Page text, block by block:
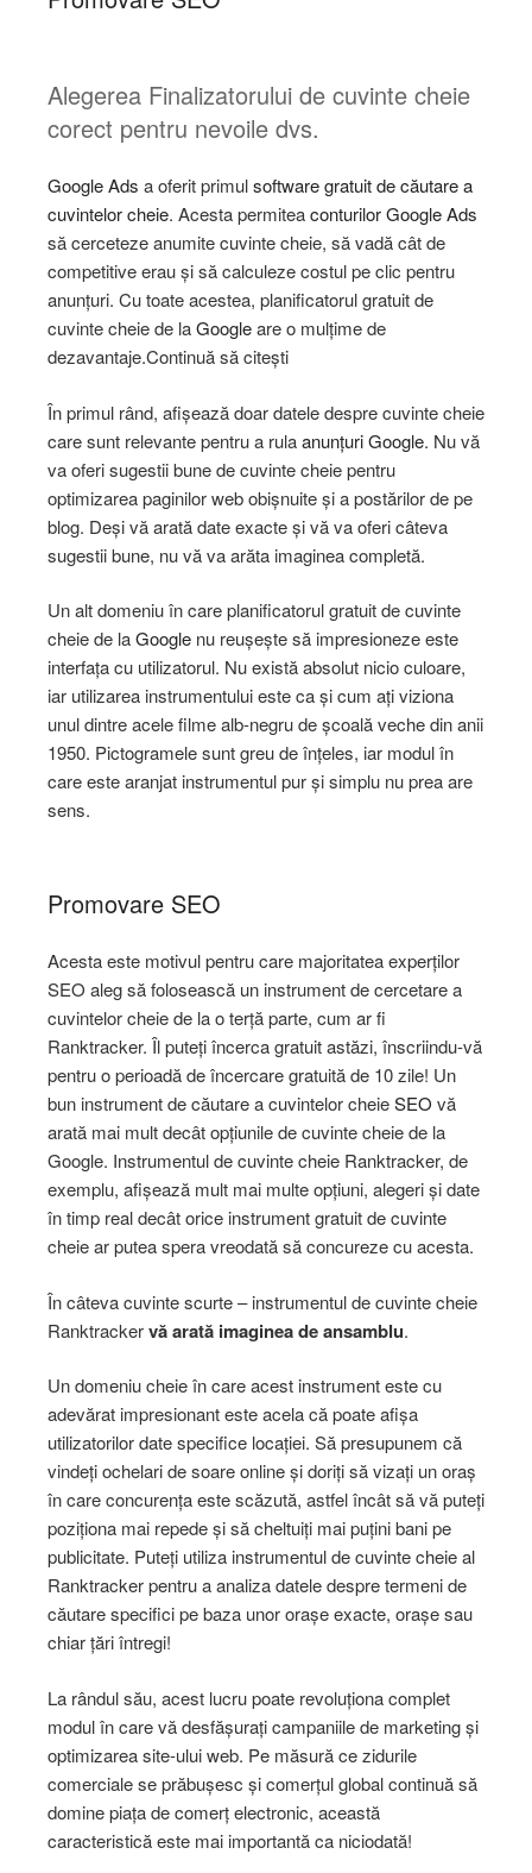
Alegerea Finalizatorului de cuvinte cheie
corect pentru nevoile dvs.
Google Ads a oferit primulsoftware gratuit de căutare a
cuvintelor cheie. Acesta permiteaconturilor Google Ads
să cerceteze anumite cuvinte cheie, să vadă cât de
competitive erau și să calculeze costul pe clic pentru
anunțuri. Cu toate acestea, planificatorul gratuit de
cuvinte cheie de laGoogleare o mulțime de
dezavantaje.Continuă să citești
În primul rând, afișează doar datele despre cuvinte cheie
care sunt relevante pentru a rulaanunțuri Google. Nu vă
va oferi sugestii bune de cuvinte cheie pentru
optimizarea paginilor web obișnuite și a postărilor de pe
blog. Deși vă arată date exacte și vă va oferi câteva
sugestii bune, nu vă va arăta imaginea completă.
Un alt domeniu în care planificatorul gratuit de cuvinte
cheie de laGoogle nu reușește să impresioneze este
interfața cu utilizatorul. Nu există absolut nicio culoare,
iar utilizarea instrumentului este ca și cum ați viziona
unul dintre acele filme alb-negru de școală veche din anii
1950. Pictogramele sunt greu de înțeles, iar modul în
care este aranjat instrumentul pur și simplu nu prea are
sens.
Promovare SEO
Acesta este motivul pentru care majoritatea experților
SEO aleg să folosească un instrument de cercetare a
cuvintelor cheie de la o terță parte, cum ar fi
Ranktracker. Îl puteți încerca gratuit astăzi, înscriindu-vă
pentru o perioadă de încercare gratuită de 10 zile! Un
bun instrument de căutare a cuvintelor cheieSEO vă
arată mai mult decât opțiunile de cuvinte cheie de la
Google. Instrumentul de cuvinte cheie Ranktracker, de
exemplu, afișează mult mai multe opțiuni, alegeri și date
în timp real decât orice instrument gratuit de cuvinte
cheie ar putea spera vreodată să concureze cu acesta.
În câteva cuvinte scurte – instrumentul de cuvinte cheie
Ranktrackervă arată imaginea de ansamblu.
Un domeniu cheie în care acest instrument este cu
adevărat impresionant este acela că poate afișa
utilizatorilor date specifice locației. Să presupunem că
vindeți ochelari de soare online și doriți să vizați un oraș
în care concurența este scăzută, astfel încât să vă puteți
poziționa mai repede și să cheltuiți mai puțini bani pe
publicitate. Puteți utiliza instrumentul de cuvinte cheie al
Ranktracker pentru a analiza datele despre termeni de
căutare specifici pe baza unor orașe exacte, orașe sau
chiar țări întregi!
La rândul său, acest lucru poate revoluționa complet
modul în care vă desfășurați campaniile de marketing și
optimizarea site-ului web. Pe măsură ce zidurile
comerciale se prăbușesc și comerțul global continuă să
domine piața de comerț electronic, această
caracteristică este mai importantă ca niciodată!